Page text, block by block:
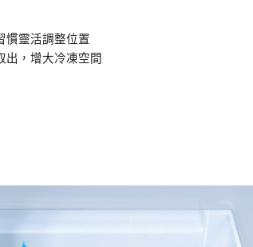
慣靈活調整位置
出，增大冷凍空間